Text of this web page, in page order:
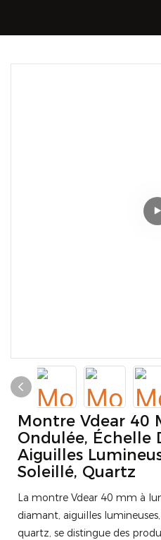
Montre Vdear 40
Ondulée, Échelle
Aiguilles
Soleillé, Quartz
La montre Vdear 40 mm à
diamant, aiguilles
quartz, se distingue des